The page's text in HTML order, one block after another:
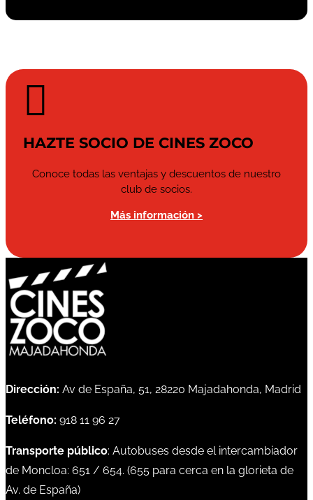

HAZTE SOCIO DE CINES ZOCO
Conoce todas las ventajas y descuentos de nuestro
club de socios.
Más información >
Dirección: Av de España, 51, 28220 Majadahonda, Madrid
Teléfono: 918 11 96 27
Transporte público: Autobuses desde el intercambiador
de Moncloa: 651 / 654. (655 para cerca en la glorieta de
Av. de España)